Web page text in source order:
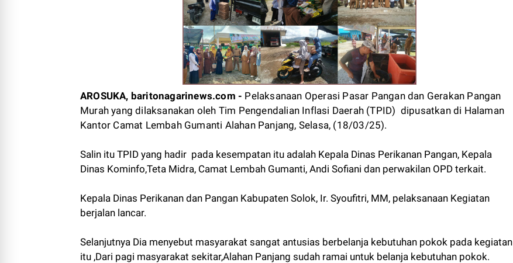
AROSUKA, baritonagarinews.com - Pelaksanaan Operasi Pasar Pangan dan Gerakan Pangan
Murah yang dilaksanakan oleh Tim Pengendalian Inflasi Daerah (TPID) dipusatkan di Halaman
Kantor Camat Lembah Gumanti Alahan Panjang, Selasa, (18/03/25).
Salin itu TPID yang hadir pada kesempatan itu adalah Kepala Dinas Perikanan Pangan, Kepala
Dinas Kominfo,Teta Midra, Camat Lembah Gumanti, Andi Sofiani dan perwakilan OPD terkait.
Kepala Dinas Perikanan dan Pangan Kabupaten Solok, Ir. Syoufitri, MM, pelaksanaan Kegiatan
berjalan lancar.
Selanjutnya Dia menyebut masyarakat sangat antusias berbelanja kebutuhan pokok pada kegiatan
itu ,Dari pagi masyarakat sekitar,Alahan Panjang sudah ramai untuk belanja kebutuhan pokok.